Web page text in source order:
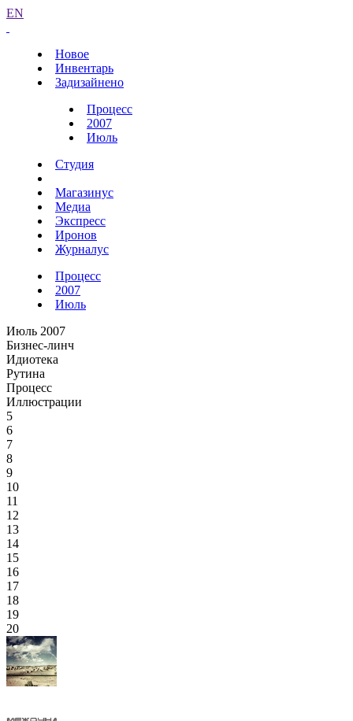
EN
Новое
Инвентарь
Задизайнено
Процесс
2007
Июль
Студия
Магазинус
Медиа
Экспресс
Иронов
Журналус
Процесс
2007
Июль
Июль 2007
Бизнес-линч
Идиотека
Рутина
Процесс
Иллюстрации
5
6
7
8
9
10
11
12
13
14
15
16
17
18
19
20